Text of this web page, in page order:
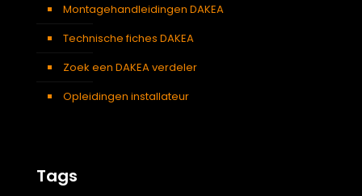
Montagehandleidingen DAKEA
Technische fiches DAKEA
Zoek een DAKEA verdeler
Opleidingen installateur
Tags